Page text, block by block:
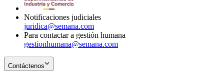
Notificaciones judiciales
juridica@semana.com
Para contactar a gestión humana
gestionhumana@semana.com
Contáctenos